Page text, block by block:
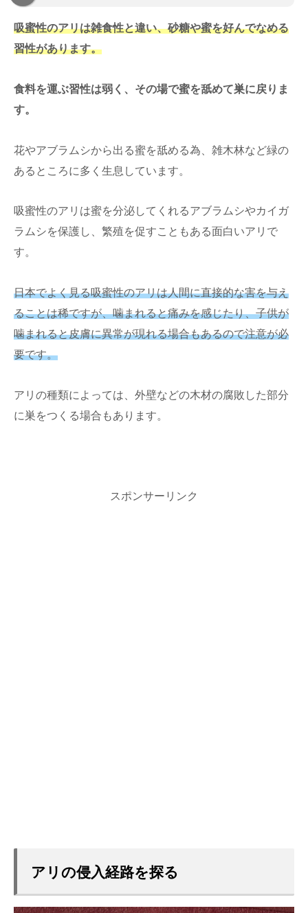
吸蜜性のアリは雑食性と違い、砂糖や蜜を好んでなめる
習性があります。
食料を運ぶ習性は弱く、その場で蜜を舐めて巣に戻りま
す。
花やアブラムシから出る蜜を舐める為、雑木林など緑の
あるところに多く生息しています。
吸蜜性のアリは蜜を分泌してくれるアブラムシやカイガ
ラムシを保護し、繁殖を促すこともある面白いアリで
す。
日本でよく見る吸蜜性のアリは人間に直接的な害を与え
ることは稀ですが、噛まれると痛みを感じたり、子供が
噛まれると皮膚に異常が現れる場合もあるので注意が必
要です。
アリの種類によっては、外壁などの木材の腐敗した部分
に巣をつくる場合もあります。
スポンサーリンク
アリの侵入経路を探る